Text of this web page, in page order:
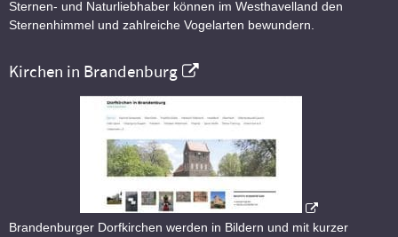
Sternen- und Naturliebhaber können im Westhavelland den
Sternenhimmel und zahlreiche Vogelarten bewundern.
Kirchen in Brandenburg
Brandenburger Dorfkirchen werden in Bildern und mit kurzer